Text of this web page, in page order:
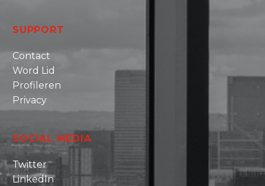
SUPPORT
Contact
Word Lid
Profileren
Privacy
SOCIAL MEDIA
Twitter
LinkedIn